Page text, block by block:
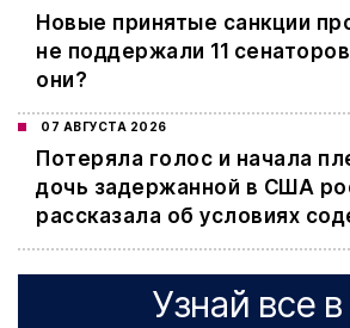
Новые принятые санкции
не поддержали 11
они?
07 АВГУСТА 2026
Потеряла голос и начала
дочь задержанной в США
рассказала об условиях
Узнай все в